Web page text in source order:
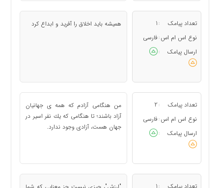
تعداد پیامک :
1
نوع اس ام اس : فارسی
ارسال پیامک
:
همیشه باید اخلاق را آفرید و ابداع كرد
تعداد پیامک :
2
نوع اس ام اس : فارسی
ارسال پیامک
:
من هنگامی آزادم كه همه ی جهانیان
آزاد باشند؛ تا هنگامی كه یك نفر اسیر در
جهان هست، آزادی وجود ندارد.
: